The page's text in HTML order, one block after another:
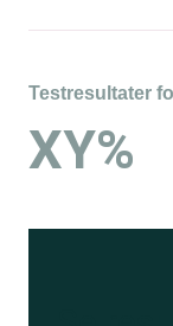
Testresultater
XY%